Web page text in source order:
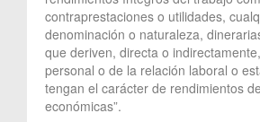
contraprestaciones o utilidades,
denominación o naturaleza,
que deriven, directa o
personal o de la relación laboral o
tengan el carácter de rendimientos
económicas”.